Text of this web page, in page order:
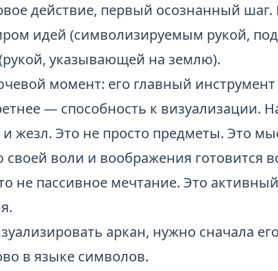
действие, первый осознанный шаг.
идей (символизируемым рукой,
указывающей на землю).
момент: его главный
— способность к визуализации.
и жезл. Это не просто предметы. Это
воли и воображения готовится
не пассивное мечтание. Это
аркан, нужно сначала
в языке символов.